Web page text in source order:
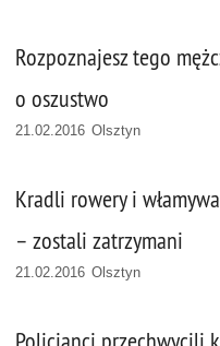
Rozpoznajesz tego
o oszustwo
21.02.2016 Olsztyn
Kradli rowery i
– zostali zatrzymani
21.02.2016 Olsztyn